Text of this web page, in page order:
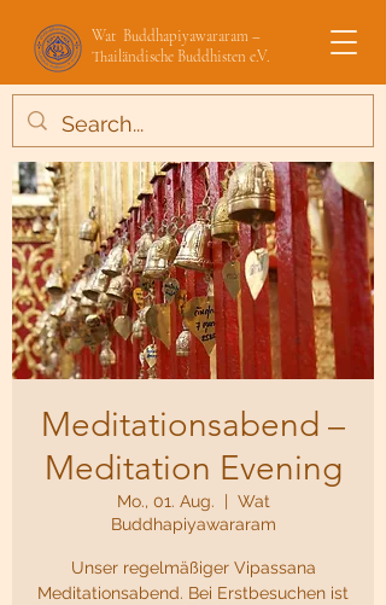
Wat Buddhapiyawararam –
Thailändische Buddhisten e.V.
Meditationsabend –
Meditation Evening
Mo., 01. Aug.
  |
Wat
Buddhapiyawararam
Unser regelmäßiger Vipassana
Meditationsabend. Bei Erstbesuchen ist